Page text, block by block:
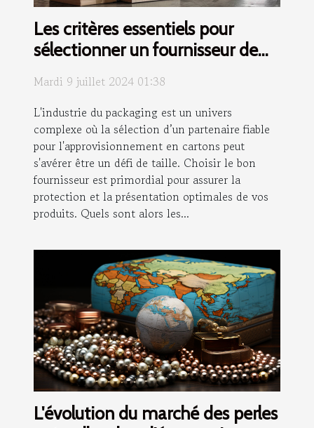
Les critères essentiels pour
sélectionner un fournisseur de
Mardi 9 juillet 2024 01:38
L'industrie du packaging est un univers
complexe où la sélection d’un partenaire fiable
pour l'approvisionnement en cartons peut
s'avérer être un défi de taille. Choisir le bon
fournisseur est primordial pour assurer la
protection et la présentation optimales de vos
produits. Quels sont alors les...
L'évolution du marché des perles